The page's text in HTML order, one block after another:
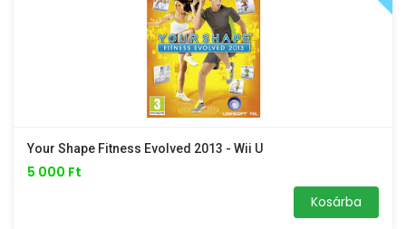
Your Shape Fitness Evolved 2013 - Wii U
5 000 Ft
Kosárba